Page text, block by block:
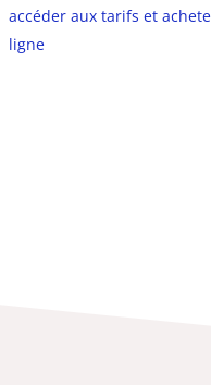
accéder aux tarifs et
ligne